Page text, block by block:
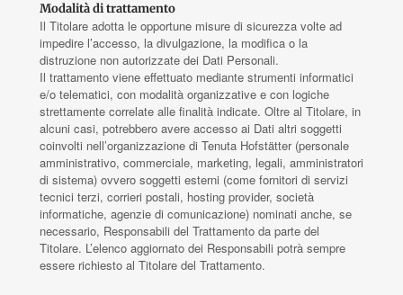
Modalità di trattamento
Il Titolare adotta le opportune misure di sicurezza volte ad
impedire l’accesso, la divulgazione, la modifica o la
distruzione non autorizzate dei Dati Personali.
Il trattamento viene effettuato mediante strumenti informatici
e/o telematici, con modalità organizzative e con logiche
strettamente correlate alle finalità indicate. Oltre al Titolare, in
alcuni casi, potrebbero avere accesso ai Dati altri soggetti
coinvolti nell’organizzazione di Tenuta Hofstätter (personale
amministrativo, commerciale, marketing, legali, amministratori
di sistema) ovvero soggetti esterni (come fornitori di servizi
tecnici terzi, corrieri postali, hosting provider, società
informatiche, agenzie di comunicazione) nominati anche, se
necessario, Responsabili del Trattamento da parte del
Titolare. L’elenco aggiornato dei Responsabili potrà sempre
essere richiesto al Titolare del Trattamento.